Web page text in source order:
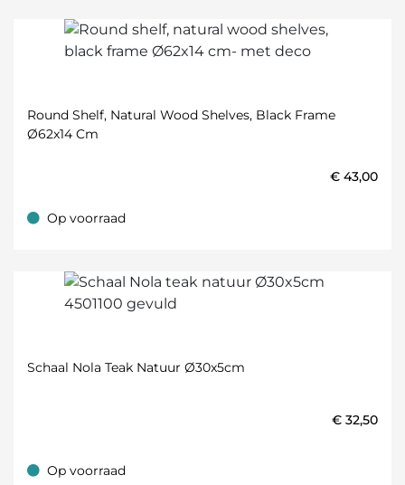
Round Shelf, Natural Wood Shelves, Black Frame
Ø62x14 Cm
€ 43,00
Op voorraad
Op voorraad
Schaal Nola Teak Natuur Ø30x5cm
€ 32,50
Op voorraad
Op voorraad